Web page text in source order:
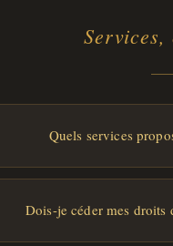
Quels services
Dois-je céder mes